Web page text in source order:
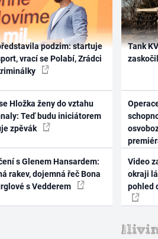
podzim: startuje
vrací se Polabí, Zrádci
Hložka ženy do vztahu
Teď budu iniciátorem
zpěvák
s Glenem Hansardem:
rakev, dojemná řeč Bona
s Vedderem
Tank
zaskočil
Video
okraji
pohled